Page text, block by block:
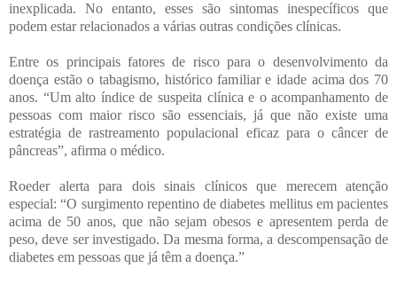
inexplicada. No entanto, esses são sintomas inespecíficos que
podem estar relacionados a várias outras condições clínicas.
Entre os principais fatores de risco para o desenvolvimento da
doença estão o tabagismo, histórico familiar e idade acima dos 70
anos. “Um alto índice de suspeita clínica e o acompanhamento de
pessoas com maior risco são essenciais, já que não existe uma
estratégia de rastreamento populacional eficaz para o câncer de
pâncreas”, afirma o médico.
Roeder alerta para dois sinais clínicos que merecem atenção
especial: “O surgimento repentino de diabetes mellitus em pacientes
acima de 50 anos, que não sejam obesos e apresentem perda de
peso, deve ser investigado. Da mesma forma, a descompensação de
diabetes em pessoas que já têm a doença.”